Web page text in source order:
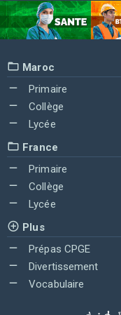
Maroc
Primaire
Collège
Lycée
France
Primaire
Collège
Lycée
Plus
Prépas CPGE
Divertissement
Vocabulaire